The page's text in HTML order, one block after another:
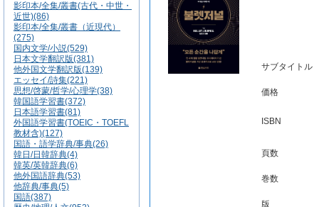
影印本/全集/叢書(古代・中世・
近世)(86)
影印本/全集/叢書（近現代）
(275)
国内文学/小説(529)
日本文学翻訳版(381)
他外国文学翻訳版(139)
エッセイ/詩集(221)
思想/啓蒙/哲学/心理学(38)
韓国語学習書(372)
日本語学習書(81)
外国語学習書(TOEIC・TOEFL
教材含)(127)
国語・語学辞典/事典(26)
韓日/日韓辞典(4)
韓英/英韓辞典(6)
他外国語辞典(53)
他辞典/事典(5)
国語(387)
サブタイトル
価格
ISBN
頁数
巻数
版